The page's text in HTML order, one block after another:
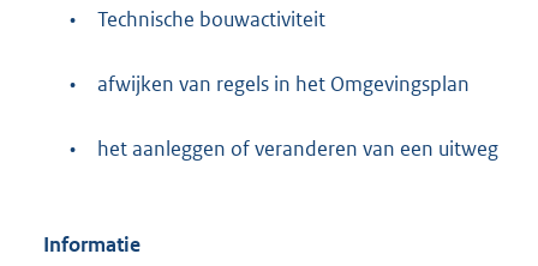
• Technische bouwactiviteit
• afwijken van regels in het Omgevingsplan
• het aanleggen of veranderen van een uitweg
Informatie